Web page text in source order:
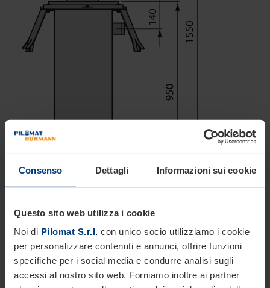
Consenso Dettagli Informazioni sui cookie
Questo sito web utilizza i cookie
Noi di Pilomat S.r.l. con unico socio utilizziamo i cookie
per personalizzare contenuti e annunci, offrire funzioni
specifiche per i social media e condurre analisi sugli
accessi al nostro sito web. Forniamo inoltre ai partner